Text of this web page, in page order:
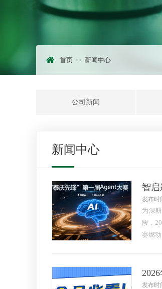
首页 新闻中心
公司新闻
新闻中心
发布时
为深
段，
赛燃
赛聚
发布时